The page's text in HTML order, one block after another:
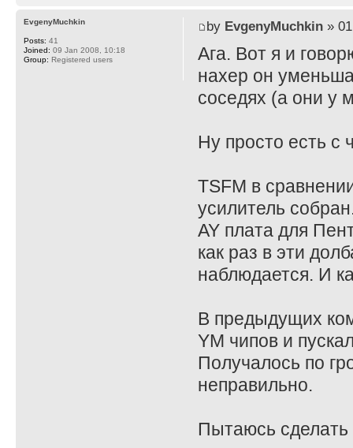
by EvgenyMuchkin» 01
Ага. Вот я и
нахер он
соседях (а они у
Ну просто есть с
TSFM в
усилитель
AY плата для
как раз в эти
наблюдается. И
В предыдущих
YM чипов и
Получалось по
неправильно.
Пытаюсь сделать
EvgenyMuchkin
Posts: 41
Joined: 09 Jan 2008, 10:18
Group: Registered users